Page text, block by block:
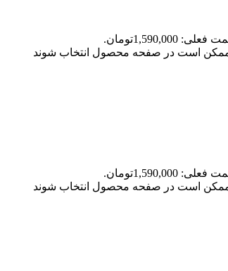
فعلی: 1,590,000تومان.
ممکن است در صفحه محصول انتخاب شوند
فعلی: 1,590,000تومان.
ممکن است در صفحه محصول انتخاب شوند